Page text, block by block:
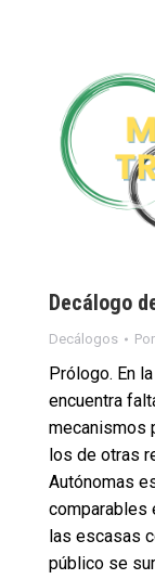
Decálogo
Decálogos Por
Prólogo. En
encuentra
mecanismos
los de otras
Autónomas
comparables
las escasas
público se